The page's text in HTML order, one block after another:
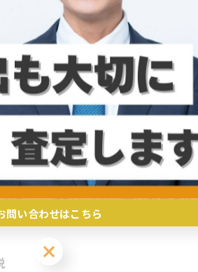
重要なポイントとなっています。
めに
し、ご遺族の心情に寄り添う配
ます。信頼できる業者選びのポ
査定時に品物を慎重に扱い、故
め、安心して任せられる業者を
考に、信頼できる出張買取業者を
お問い合わせはこちら
問い合わせはこちら